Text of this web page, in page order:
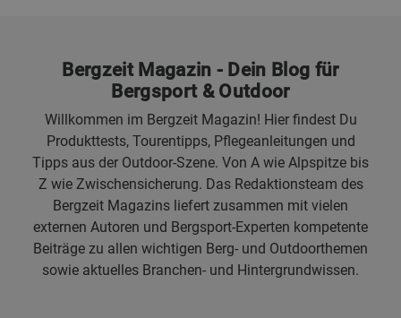
Bergzeit Magazin - Dein Blog für
Bergsport & Outdoor
Willkommen im Bergzeit Magazin! Hier findest Du
Produkttests, Tourentipps, Pflegeanleitungen und
Tipps aus der Outdoor-Szene. Von A wie Alpspitze bis
Z wie Zwischensicherung. Das Redaktionsteam des
Bergzeit Magazins liefert zusammen mit vielen
externen Autoren und Bergsport-Experten kompetente
Beiträge zu allen wichtigen Berg- und Outdoorthemen
sowie aktuelles Branchen- und Hintergrundwissen.